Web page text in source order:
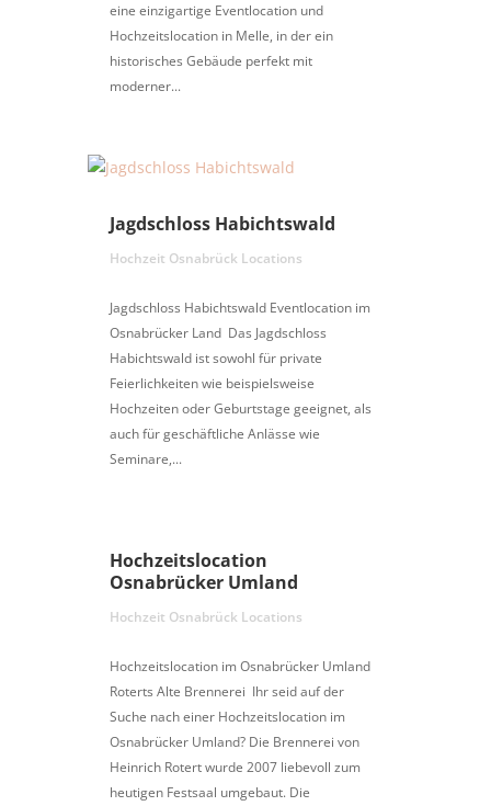
eine einzigartige Eventlocation und
Hochzeitslocation in Melle, in der ein
historisches Gebäude perfekt mit
moderner...
Jagdschloss Habichtswald
Hochzeit Osnabrück Locations
Jagdschloss Habichtswald Eventlocation im
Osnabrücker Land Das Jagdschloss
Habichtswald ist sowohl für private
Feierlichkeiten wie beispielsweise
Hochzeiten oder Geburtstage geeignet, als
auch für geschäftliche Anlässe wie
Seminare,...
Hochzeitslocation
Osnabrücker Umland
Hochzeit Osnabrück Locations
Hochzeitslocation im Osnabrücker Umland
Roterts Alte Brennerei Ihr seid auf der
Suche nach einer Hochzeitslocation im
Osnabrücker Umland? Die Brennerei von
Heinrich Rotert wurde 2007 liebevoll zum
heutigen Festsaal umgebaut. Die